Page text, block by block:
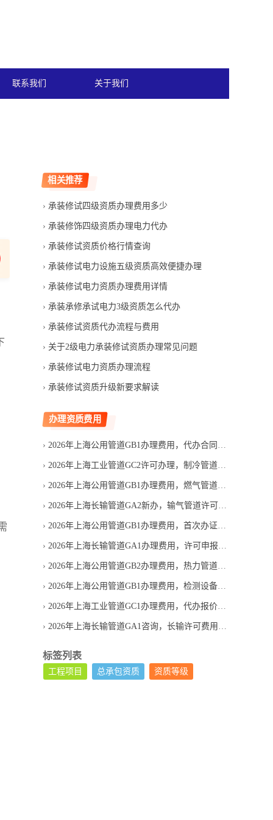
联系我们 关于我们
相关推荐
承装修试四级资质办理费用多少
承装修饰四级资质办理电力代办
承装修试资质价格行情查询
承装修试电力设施五级资质高效便捷办理
承装修试电力资质办理费用详情
承装承修承试电力3级资质怎么代办
承装修试资质代办流程与费用
关于2级电力承装修试资质办理常见问题
承装修试电力资质办理流程
承装修试资质升级新要求解读
办理资质费用
2026年上海公用管道GB1办理费用，代办合同应写清哪些项目
2026年上海工业管道GC2许可办理，制冷管道设计资质费用多少
2026年上海公用管道GB1办理费用，燃气管道许可成本怎么组成
2026年上海长输管道GA2新办，输气管道许可费用由哪些部分组成
2026年上海公用管道GB1办理费用，首次办证支出如何构成
2026年上海长输管道GA1办理费用，许可申报成本有哪些
2026年上海公用管道GB2办理费用，热力管道代办报价合理吗
2026年上海公用管道GB1办理费用，检测设备投入怎么算
2026年上海工业管道GC1办理费用，代办报价为何差异较大
2026年上海长输管道GA1咨询，长输许可费用如何判断
标签列表
工程项目 总承包资质 资质等级